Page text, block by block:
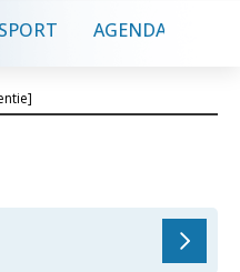
SPORT AGENDA